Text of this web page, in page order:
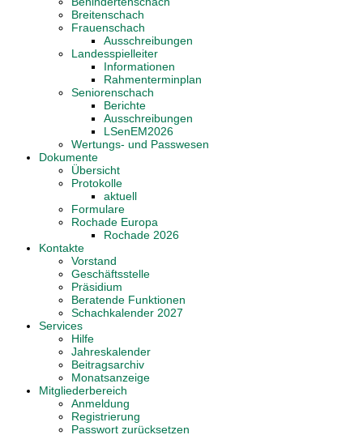
Breitenschach
Frauenschach
Ausschreibungen
Landesspielleiter
Informationen
Rahmenterminplan
Seniorenschach
Berichte
Ausschreibungen
LSenEM2026
Wertungs- und Passwesen
Dokumente
Übersicht
Protokolle
aktuell
Formulare
Rochade Europa
Rochade 2026
Kontakte
Vorstand
Geschäftsstelle
Präsidium
Beratende Funktionen
Schachkalender 2027
Services
Hilfe
Jahreskalender
Beitragsarchiv
Monatsanzeige
Mitgliederbereich
Anmeldung
Registrierung
Passwort zurücksetzen